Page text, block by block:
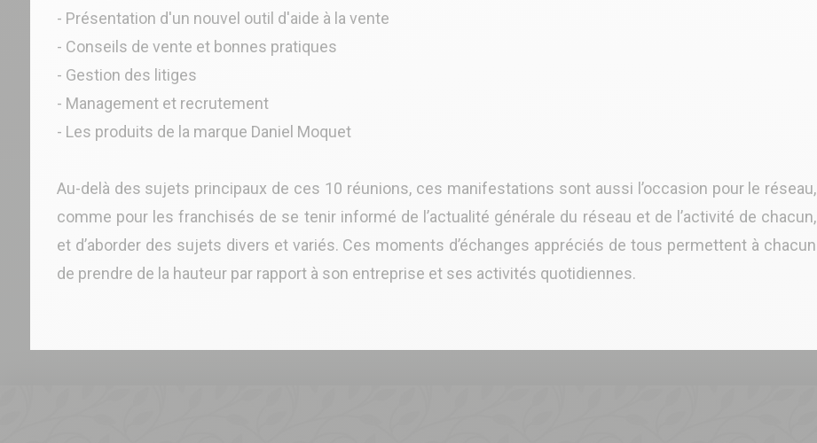
- Présentation d'un nouvel outil d'aide à la vente
- Conseils de vente et bonnes pratiques
- Gestion des litiges
- Management et recrutement
- Les produits de la marque Daniel Moquet
Au-delà des sujets principaux de ces 10 réunions, ces manifestations sont aussi l’occasion pour le réseau,
comme pour les franchisés de se tenir informé de l’actualité générale du réseau et de l’activité de chacun,
et d’aborder des sujets divers et variés. Ces moments d’échanges appréciés de tous permettent à chacun
de prendre de la hauteur par rapport à son entreprise et ses activités quotidiennes.